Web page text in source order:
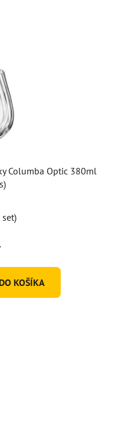
Columba Optic 380ml
set)
DO KOŠÍKA